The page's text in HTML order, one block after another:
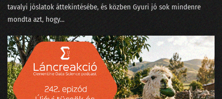
18. Magyarázzuk az MI bizonyítványát
16. A falevél-számlálás hitelesítése és a Coelho-i mosoly
15. Gólok, árvizek és lórúgások
14. A hangok a nadrágzsebünkben mindent tudnak az a4-es méretéről
tavalyi jóslatok áttekintésébe, és közben Gyuri jó sok mindenre
mondta azt, hogy...